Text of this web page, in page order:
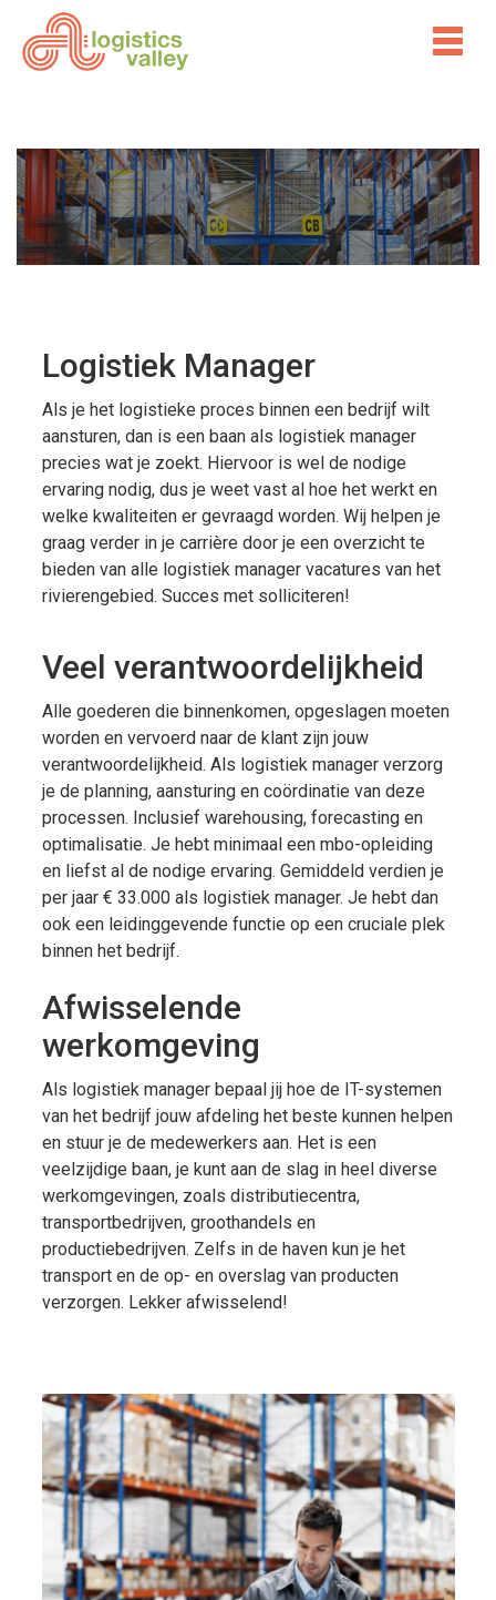
Logistiek Manager
Als je het logistieke proces binnen een bedrijf wilt
aansturen, dan is een baan als logistiek manager
precies wat je zoekt. Hiervoor is wel de nodige
ervaring nodig, dus je weet vast al hoe het werkt en
welke kwaliteiten er gevraagd worden. Wij helpen je
graag verder in je carrière door je een overzicht te
bieden van alle logistiek manager vacatures van het
rivierengebied. Succes met solliciteren!
Veel verantwoordelijkheid
Alle goederen die binnenkomen, opgeslagen moeten
worden en vervoerd naar de klant zijn jouw
verantwoordelijkheid. Als logistiek manager verzorg
je de planning, aansturing en coördinatie van deze
processen. Inclusief warehousing, forecasting en
optimalisatie. Je hebt minimaal een mbo-opleiding
en liefst al de nodige ervaring. Gemiddeld verdien je
per jaar € 33.000 als logistiek manager. Je hebt dan
ook een leidinggevende functie op een cruciale plek
binnen het bedrijf.
Afwisselende
werkomgeving
Als logistiek manager bepaal jij hoe de IT-systemen
van het bedrijf jouw afdeling het beste kunnen helpen
en stuur je de medewerkers aan. Het is een
veelzijdige baan, je kunt aan de slag in heel diverse
werkomgevingen, zoals distributiecentra,
transportbedrijven, groothandels en
productiebedrijven. Zelfs in de haven kun je het
transport en de op- en overslag van producten
verzorgen. Lekker afwisselend!